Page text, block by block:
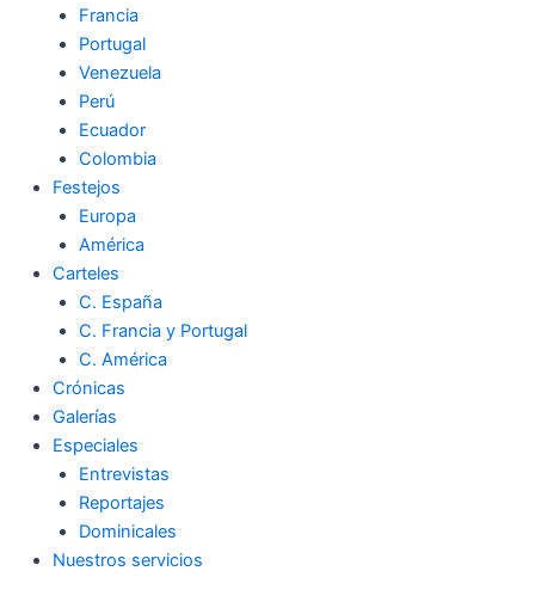
Francia
Portugal
Venezuela
Perú
Ecuador
Colombia
Festejos
Europa
América
Carteles
C. España
C. Francia y Portugal
C. América
Crónicas
Galerías
Especiales
Entrevistas
Reportajes
Dominicales
Nuestros servicios